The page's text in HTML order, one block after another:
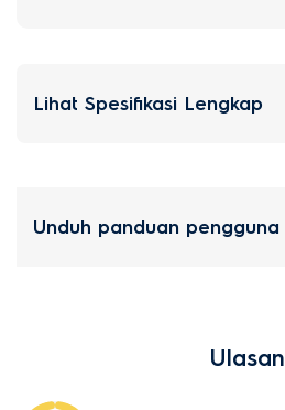
Lihat Spesifikasi Lengkap
Unduh panduan pengguna
Ulasan